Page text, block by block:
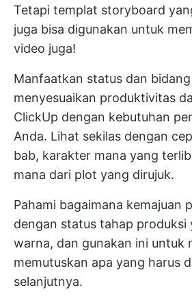
Tetapi templat storyboard
juga bisa digunakan untuk
video juga!
Manfaatkan status dan
menyesuaikan produktivitas
ClickUp dengan kebutuhan
Anda. Lihat sekilas dengan
bab, karakter mana yang
mana dari plot yang dirujuk.
Pahami bagaimana kemajuan
dengan status tahap produksi
warna, dan gunakan ini untuk
memutuskan apa yang harus
selanjutnya.